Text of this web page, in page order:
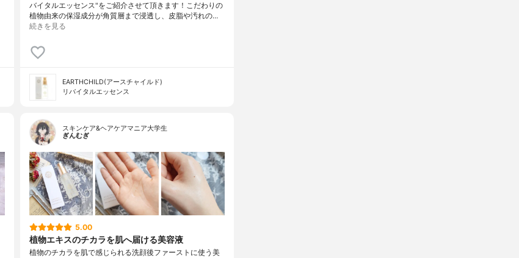
バイタルエッセンス"をご紹介させて頂きます！こだわりの
植物由来の保湿成分が角質層まで浸透し、皮脂や汚れの…
続きを見る
EARTHCHILD(アースチャイルド)
リバイタルエッセンス
スキンケア&ヘアケアマニア大学生
ぎんむぎ
5.00
植物エキスのチカラを肌へ届ける美容液
植物のチカラを肌で感じられる洗顔後ファーストに使う美